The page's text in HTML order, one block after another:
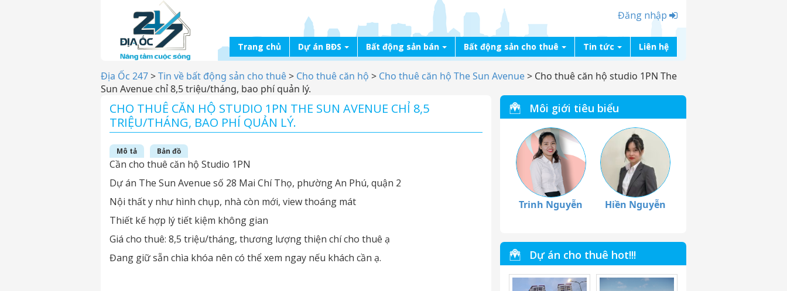
Đăng nhập
Trang chủ Dự án BĐS Bất động sản bán Bất động sản cho thuê Tin tức Liên hệ
Địa Ốc 247>Tin về bất động sản cho thuê> Cho thuê căn hộ > Cho thuê căn hộ The Sun Avenue> Cho thuê căn hộ studio 1PN The
Sun Avenue chỉ 8,5 triệu/tháng, bao phí quản lý.
CHO THUÊ CĂN HỘ STUDIO 1PN THE SUN AVENUE CHỈ 8,5
TRIỆU/THÁNG, BAO PHÍ QUẢN LÝ.
Mô tả Bản đồ
Cần cho thuê căn hộ Studio 1PN
Dự án The Sun Avenue số 28 Mai Chí Thọ, phường An Phú, quận 2
Nội thất y như hình chụp, nhà còn mới, view thoáng mát
Thiết kế hợp lý tiết kiệm không gian
Giá cho thuê: 8,5 triệu/tháng, thương lượng thiện chí cho thuê ạ
Đang giữ sẵn chìa khóa nên có thể xem ngay nếu khách cần ạ.
Môi giới tiêu biểu
Trinh Nguyễn Hiền Nguyễn
Dự án cho thuê hot!!!